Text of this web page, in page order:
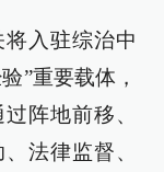
入驻综治中
”重要载体，
阵地前移、
法律监督、